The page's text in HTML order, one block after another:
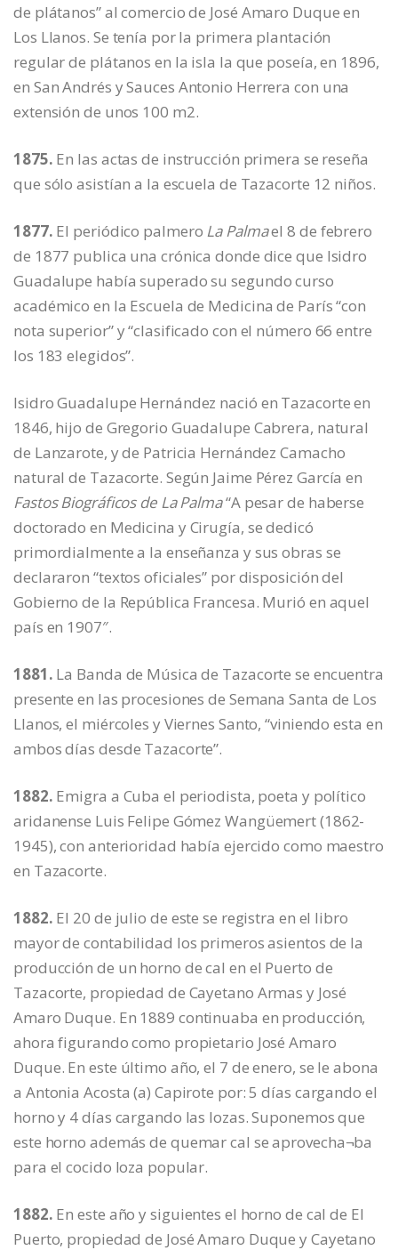
de plátanos” al comercio de José Amaro Duque en
Los Llanos. Se tenía por la primera plantación
regular de plátanos en la isla la que poseía, en 1896,
en San Andrés y Sauces Antonio Herrera con una
extensión de unos 100 m2.
1875. En las actas de instrucción primera se reseña
que sólo asistían a la escuela de Tazacorte 12 niños.
1877. El periódico palmero La Palmael 8 de febrero
de 1877 publica una crónica donde dice que Isidro
Guadalupe había superado su segundo curso
académico en la Escuela de Medicina de París “con
nota superior” y “clasificado con el número 66 entre
los 183 elegidos”.
Isidro Guadalupe Hernández nació en Tazacorte en
1846, hijo de Gregorio Guadalupe Cabrera, natural
de Lanzarote, y de Patricia Hernández Camacho
natural de Tazacorte. Según Jaime Pérez García en
Fastos Biográficos de La Palma“A pesar de haberse
doctorado en Medicina y Cirugía, se dedicó
primordialmente a la enseñanza y sus obras se
declararon “textos oficiales” por disposición del
Gobierno de la República Francesa. Murió en aquel
país en 1907″.
1881. La Banda de Música de Tazacorte se encuentra
presente en las procesiones de Semana Santa de Los
Llanos, el miércoles y Viernes Santo, “viniendo esta en
ambos días desde Tazacorte”.
1882. Emigra a Cuba el periodista, poeta y político
aridanense Luis Felipe Gómez Wangüemert (1862-
1945), con anterioridad había ejercido como maestro
en Tazacorte.
1882. El 20 de julio de este se registra en el libro
mayor de contabilidad los primeros asientos de la
producción de un horno de cal en el Puerto de
Tazacorte, propiedad de Cayetano Armas y José
Amaro Duque. En 1889 continuaba en producción,
ahora figurando como propietario José Amaro
Duque. En este último año, el 7 de enero, se le abona
a Antonia Acosta (a) Capirote por: 5 días cargando el
horno y 4 días cargando las lozas. Suponemos que
este horno además de quemar cal se aprovecha¬ba
para el cocido loza popular.
1882. En este año y siguientes el horno de cal de El
Puerto, propiedad de José Amaro Duque y Cayetano